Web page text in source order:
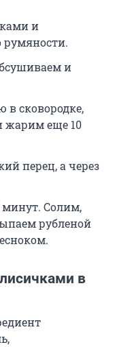
и
румяности.
и
в сковородке,
жарим еще 10
перец, а через
минут. Солим,
рубленой
в